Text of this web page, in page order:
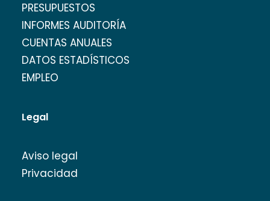
PRESUPUESTOS
INFORMES AUDITORÍA
CUENTAS ANUALES
DATOS ESTADÍSTICOS
EMPLEO
Legal
Aviso legal
Privacidad